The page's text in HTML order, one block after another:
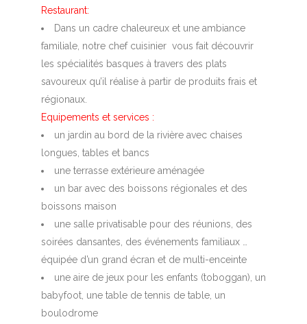
Restaurant:
Dans un cadre chaleureux et une ambiance
familiale, notre chef cuisinier vous fait découvrir
les spécialités basques à travers des plats
savoureux qu’il réalise à partir de produits frais et
régionaux.
Equipements et services :
un jardin au bord de la rivière avec chaises
longues, tables et bancs
une terrasse extérieure aménagée
un bar avec des boissons régionales et des
boissons maison
une salle privatisable pour des réunions, des
soirées dansantes, des événements familiaux …
équipée d’un grand écran et de multi-enceinte
une aire de jeux pour les enfants (toboggan), un
babyfoot, une table de tennis de table, un
boulodrome